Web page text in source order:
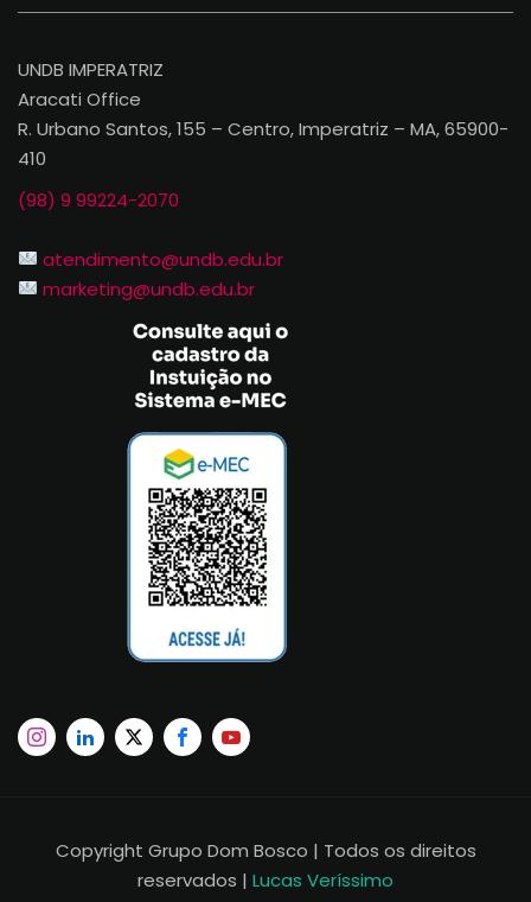
UNDB IMPERATRIZ
Aracati Office
R. Urbano Santos, 155 – Centro, Imperatriz – MA, 65900-
410
(98) 9 99224-2070
atendimento@undb.edu.br
marketing@undb.edu.br
Copyright Grupo Dom Bosco | Todos os direitos
reservados | Lucas Veríssimo